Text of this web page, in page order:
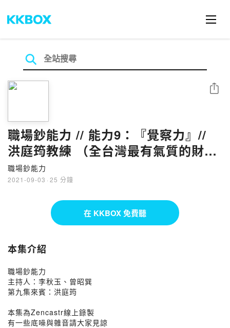
職場鈔能力 // 能力9：『覺察力』//
洪庭筠教練 （全台灣最有氣質的財富
流教練）
職場鈔能力
2021-09-03 · 25 分鐘
分享
在 KKBOX 免費聽
本集介紹
職場鈔能力
主持人：李秋玉、曾昭巽
第九集來賓：洪庭筠
本集為Zencastr線上錄製
有一些底噪與雜音請大家見諒